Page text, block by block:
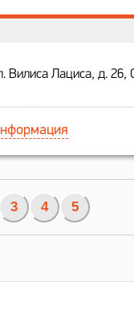
Вилиса Лациса, д. 26,
3 4 5